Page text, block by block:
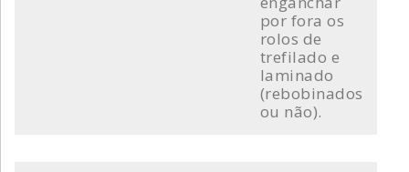
por fora os
rolos de
trefilado e
laminado
(rebobinados
ou não).